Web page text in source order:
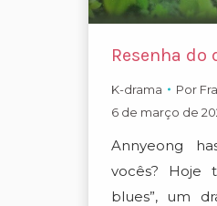
Resenha do
K-drama Por
6 de março de
Annyeong
vocês? Hoje
blues”, um